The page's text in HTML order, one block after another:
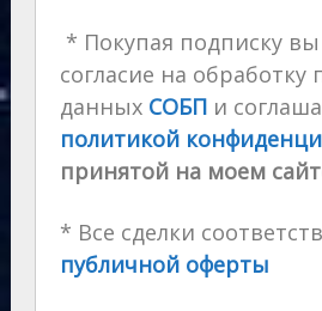
* Покупая подписку вы
согласие на
данных СОБП и
политикой
принятой на моем
* Все сделки
публичной оферты